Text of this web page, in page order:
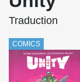
Traduction
COMICS